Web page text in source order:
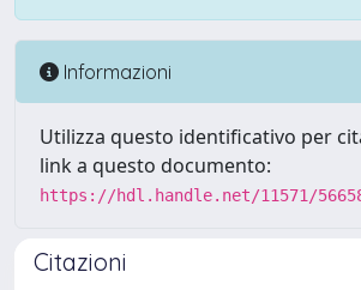
Informazioni
Utilizza questo identificativo per
link a questo documento:
https://hdl.handle.net/11571/
Citazioni